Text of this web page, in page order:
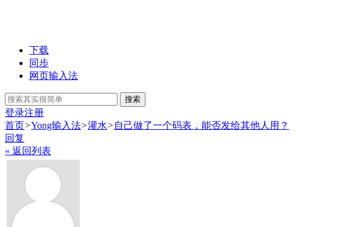
下载
同步
网页输入法
搜索
登录注册
首页>Yong输入法>灌水>自己做了一个码表，能否发给其他人用？
回复
« 返回列表